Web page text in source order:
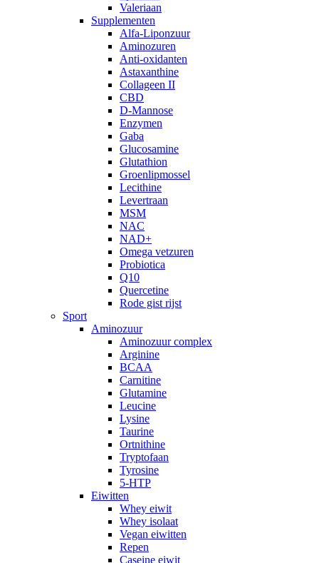
Valeriaan
Supplementen
Alfa-Liponzuur
Aminozuren
Anti-oxidanten
Astaxanthine
Collageen II
CBD
D-Mannose
Enzymen
Gaba
Glucosamine
Glutathion
Groenlipmossel
Lecithine
Levertraan
MSM
NAC
NAD+
Omega vetzuren
Probiotica
Q10
Quercetine
Rode gist rijst
Sport
Aminozuur
Aminozuur complex
Arginine
BCAA
Carnitine
Glutamine
Leucine
Lysine
Taurine
Ortnithine
Tryptofaan
Tyrosine
5-HTP
Eiwitten
Whey eiwit
Whey isolaat
Vegan eiwitten
Repen
Caseine eiwit